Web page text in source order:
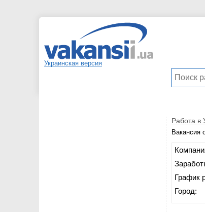
Украинская версия
Работа в
Вакансия
График
Город: